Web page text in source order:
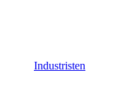
Industristen